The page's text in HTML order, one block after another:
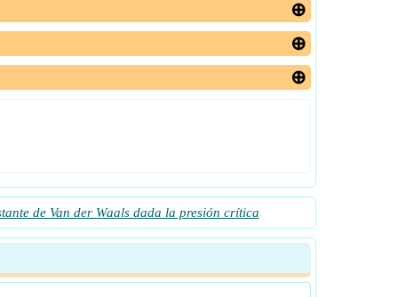
de Van der Waals dada la presión crítica